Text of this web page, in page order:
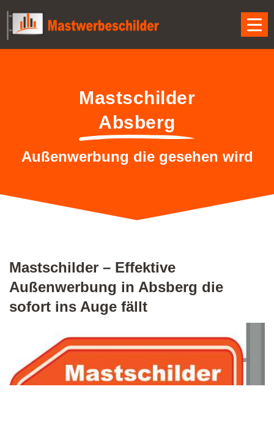
Mastschilder
Absberg
Außenwerbung die gesehen wird
Mastschilder – Effektive
Außenwerbung in Absberg die
sofort ins Auge fällt